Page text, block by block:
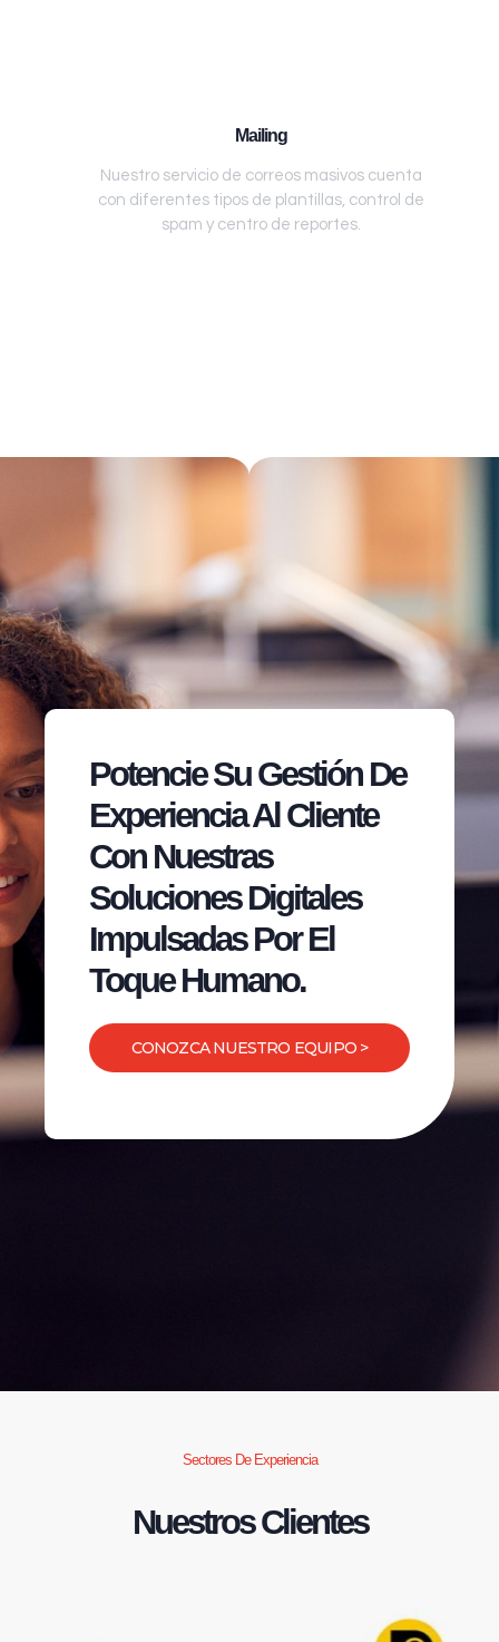
Mailing
Nuestro servicio de correos masivos cuenta
con diferentes tipos de plantillas, control de
spam y centro de reportes.
Potencie Su Gestión De
Experiencia Al Cliente
Con Nuestras
Soluciones Digitales
Impulsadas Por El
Toque Humano.
CONOZCA NUESTRO EQUIPO >
Sectores De Experiencia
Nuestros Clientes